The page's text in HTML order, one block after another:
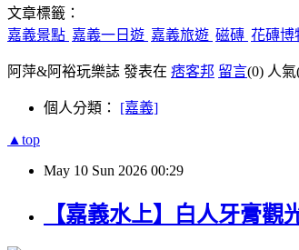
文章標籤：
嘉義景點 嘉義一日遊 嘉義旅遊 磁磚 花磚博
阿萍&阿裕玩樂誌 發表在 痞客邦 留言(0) 人氣
個人分類： [嘉義]
▲top
May 10 Sun 2026 00:29
【嘉義水上】白人牙膏